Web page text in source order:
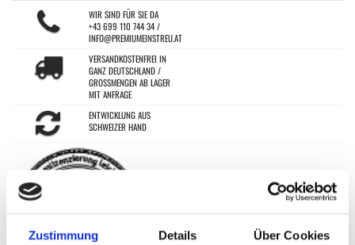
Zustimmung Details Über Cookies
WIR SIND FÜR SIE DA
+43 699 110 744 34 /
INFO@PREMIUMEINSTREU.AT
VERSANDKOSTENFREI IN
GANZ DEUTSCHLAND /
GROSSMENGEN AB LAGER M
IT ANFRAGE
ENTWICKLUNG AUS
SCHWEIZER HAND